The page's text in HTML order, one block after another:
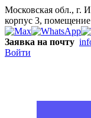
Московская обл., г.
корпус 3,
Заявка на почту
Войти